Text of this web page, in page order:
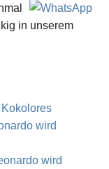
in unserem
wird
wird